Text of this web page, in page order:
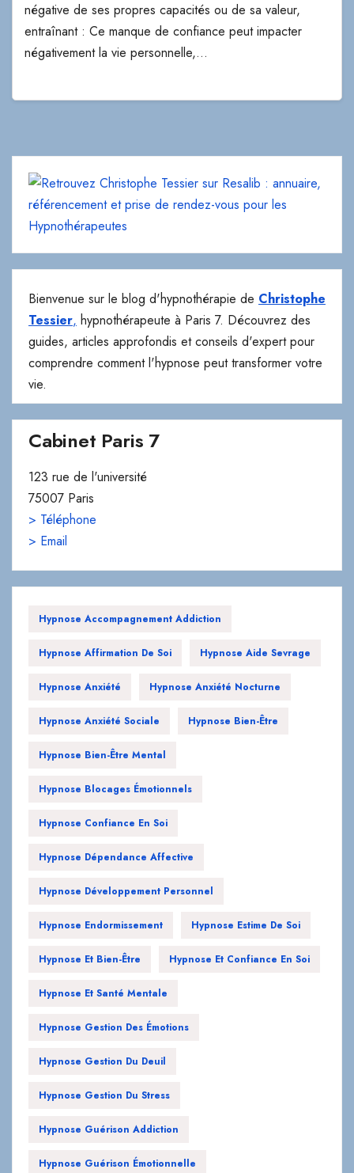
négative de ses propres capacités ou de sa valeur,
entraînant : Ce manque de confiance peut impacter
négativement la vie personnelle,…
Bienvenue sur le blog d'hypnothérapie de Christophe
Tessier, hypnothérapeute à Paris 7. Découvrez des
guides, articles approfondis et conseils d'expert pour
comprendre comment l'hypnose peut transformer votre
vie.
Cabinet Paris 7
123 rue de l'université
75007 Paris
> Téléphone
> Email
Hypnose Accompagnement Addiction
Hypnose Affirmation De Soi Hypnose Aide Sevrage
Hypnose Anxiété Hypnose Anxiété Nocturne
Hypnose Anxiété Sociale Hypnose Bien-Être
Hypnose Bien-Être Mental
Hypnose Blocages Émotionnels
Hypnose Confiance En Soi
Hypnose Dépendance Affective
Hypnose Développement Personnel
Hypnose Endormissement Hypnose Estime De Soi
Hypnose Et Bien-Être Hypnose Et Confiance En Soi
Hypnose Et Santé Mentale
Hypnose Gestion Des Émotions
Hypnose Gestion Du Deuil
Hypnose Gestion Du Stress
Hypnose Guérison Addiction
Hypnose Guérison Émotionnelle